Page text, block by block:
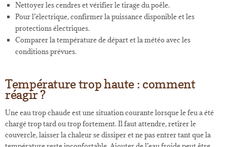
Nettoyer les cendres et vérifier le tirage du poêle.
Pour l’électrique, confirmer la puissance disponible et les
protections électriques.
Comparer la température de départ et la météo avec les
conditions prévues.
Température trop haute : comment
réagir ?
Une eau trop chaude est une situation courante lorsque le feu a été
chargé trop tard ou trop fortement. Il faut attendre, retirer le
couvercle, laisser la chaleur se dissiper et ne pas entrer tant que la